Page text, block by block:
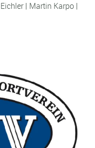
| Martin Karpo |